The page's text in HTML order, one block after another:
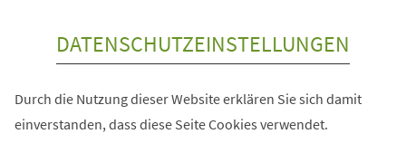
DATENSCHUTZEINSTELLUNGEN
Durch die Nutzung dieser Website erklären Sie sich damit
einverstanden, dass diese Seite Cookies verwendet.